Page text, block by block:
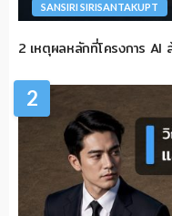
SANSIRI SIRISANTAKUPT
2 เหตุผลหลักที่โครงการ AI
2